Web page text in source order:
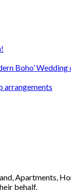
Boho’
arrangements
Apartments,
behalf.